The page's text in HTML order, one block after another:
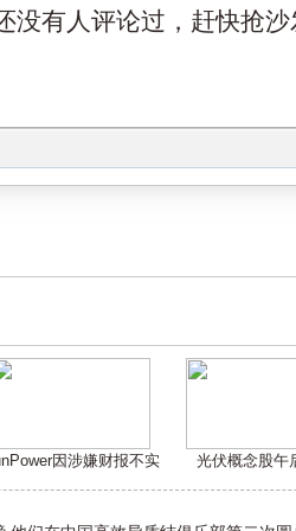
没有人评论过，赶快抢沙
因涉嫌财报不实 光伏概念股午